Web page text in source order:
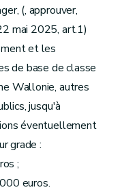
(, approuver,
mai 2025, art.1)
et les
de base de classe
Wallonie, autres
jusqu'à
éventuellement
grade :
;
euros.